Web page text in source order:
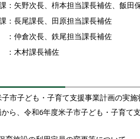
：矢野次長、枡本担当課長補佐、飯田
：長尾課長、田原担当課長補佐
：仲倉次長、鉄尾担当課長補佐
村課長補佐
市子ども・子育て支援事業計画の実施
ら、令和6年度米子市子ども・子育て